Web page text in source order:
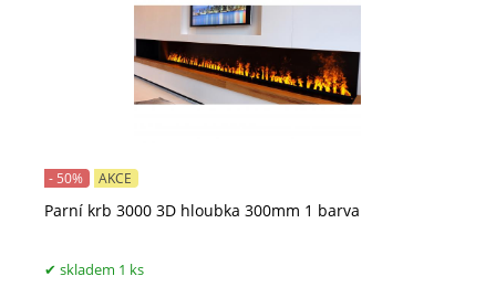
Parní krb 3000 3D hloubka 300mm 1 barva
- 50% AKCE
skladem 1 ks